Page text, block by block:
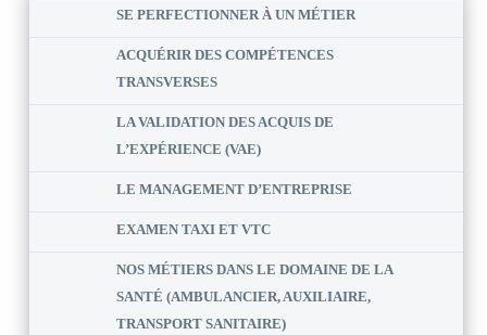
SE PERFECTIONNER À UN MÉTIER
ACQUÉRIR DES COMPÉTENCES
TRANSVERSES
LA VALIDATION DES ACQUIS DE
L’EXPÉRIENCE (VAE)
LE MANAGEMENT D’ENTREPRISE
EXAMEN TAXI ET VTC
NOS MÉTIERS DANS LE DOMAINE DE LA
SANTÉ (AMBULANCIER, AUXILIAIRE,
TRANSPORT SANITAIRE)